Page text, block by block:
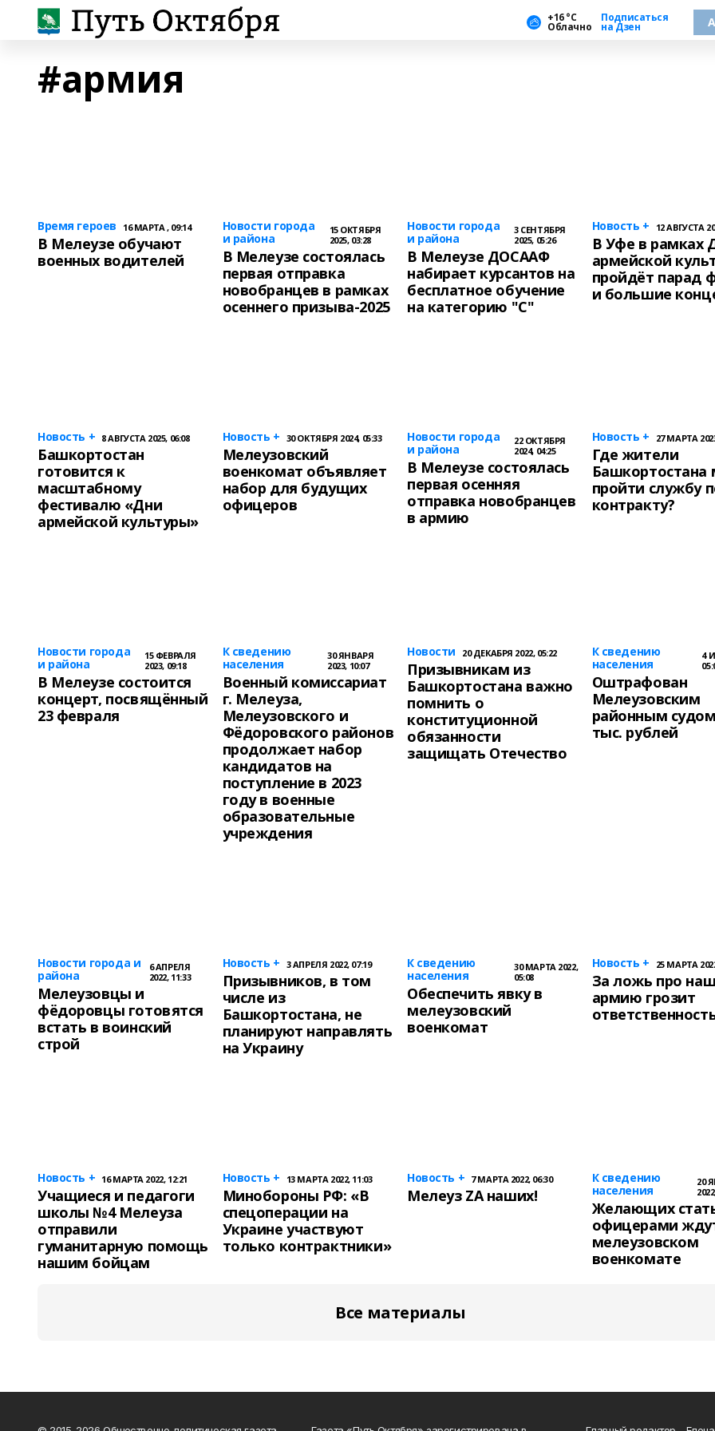
+16 °С
Облачно
Подписаться
на Дзен
#армия
Время героев 16 МАРТА , 09:14
В Мелеузе обучают
военных водителей
Новости города
и района
15 ОКТЯБРЯ
2025, 03:28
В Мелеузе состоялась
первая отправка
новобранцев в рамках
осеннего призыва-2025
Новости города
и района
3 СЕНТЯБРЯ
2025, 05:26
В Мелеузе ДОСААФ
набирает курсантов на
бесплатное обучение
на категорию "С"
Новость + 12 АВГУСТА
В Уфе в рамках
армейской
пройдёт парад
и большие
Новость + 8 АВГУСТА 2025, 06:08
Башкортостан
готовится к
масштабному
фестивалю «Дни
армейской культуры»
Новость + 30 ОКТЯБРЯ 2024, 05:33
Мелеузовский
военкомат объявляет
набор для будущих
офицеров
Новости города
и района
22 ОКТЯБРЯ
2024, 04:25
В Мелеузе состоялась
первая осенняя
отправка новобранцев
в армию
Новость + 27 МАРТА
Где жители
Башкортостана
пройти службу
контракту?
Новости города
и района
15 ФЕВРАЛЯ
2023, 09:18
В Мелеузе состоится
концерт, посвящённый
23 февраля
К сведению
населения
30 ЯНВАРЯ
2023, 10:07
Военный комиссариат
г. Мелеуза,
Мелеузовского и
Фёдоровского районов
продолжает набор
кандидатов на
поступление в 2023
году в военные
образовательные
учреждения
Новости 20 ДЕКАБРЯ 2022, 05:22
Призывникам из
Башкортостана важно
помнить о
конституционной
обязанности
защищать Отечество
К сведению
населения
4
Оштрафован
Мелеузовским
районным
тыс. рублей
Новости города и
района
6 АПРЕЛЯ
2022, 11:33
Мелеузовцы и
фёдоровцы готовятся
встать в воинский
строй
Новость + 3 АПРЕЛЯ 2022, 07:19
Призывников, в том
числе из
Башкортостана, не
планируют направлять
на Украину
К сведению
населения
30 МАРТА 2022,
05:08
Обеспечить явку в
мелеузовский
военкомат
Новость + 25 МАРТА
За ложь про
армию грозит
Новость + 16 МАРТА 2022, 12:21
Учащиеся и педагоги
школы №4 Мелеуза
отправили
гуманитарную помощь
нашим бойцам
Новость + 13 МАРТА 2022, 11:03
Минобороны РФ: «В
спецоперации на
Украине участвуют
только контрактники»
Новость + 7 МАРТА 2022, 06:30
Мелеуз ZA наших!
К сведению
населения
20
Желающих
офицерами
мелеузовском
военкомате
Все материалы